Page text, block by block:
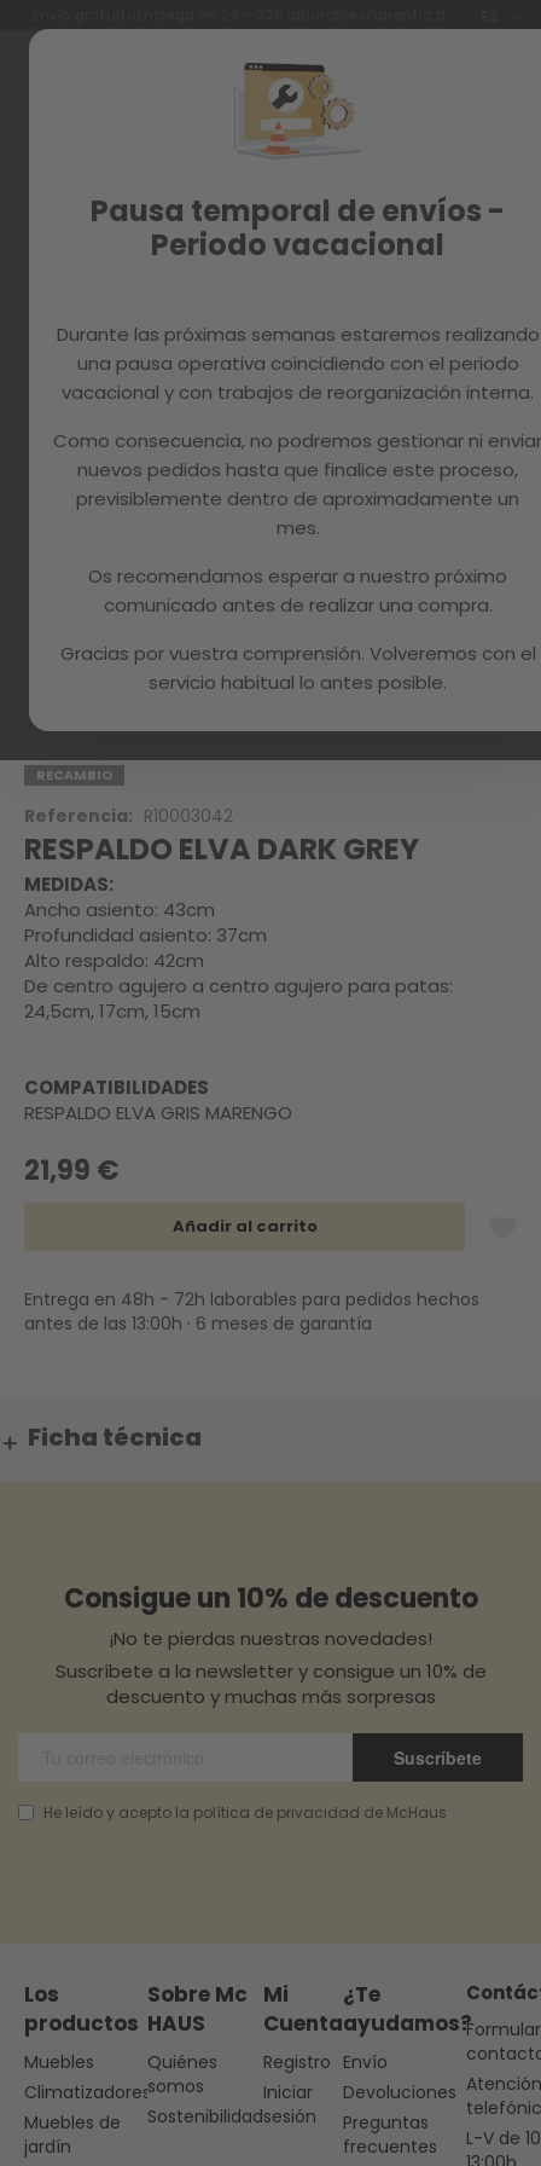
Pausa temporal de envíos -
Periodo vacacional
Durante las próximas semanas estaremos realizando
una pausa operativa coincidiendo con el periodo
vacacional y con trabajos de reorganización interna.
Como consecuencia, no podremos gestionar ni enviar
nuevos pedidos hasta que finalice este proceso,
previsiblemente dentro de aproximadamente un
mes.
Os recomendamos esperar a nuestro próximo
comunicado antes de realizar una compra.
Gracias por vuestra comprensión. Volveremos con el
servicio habitual lo antes posible.
beginning
gallery
Inicio
RECAMBIO
Referencia: R10003042
RESPALDO ELVA DARK GREY
MEDIDAS:
Ancho asiento: 43cm
Profundidad asiento: 37cm
Alto respaldo: 42cm
De centro agujero a centro agujero para patas:
24,5cm, 17cm, 15cm
COMPATIBILIDADES
RESPALDO ELVA GRIS MARENGO
21,99 €
Añadir al carrito
Entrega en 48h - 72h laborables para pedidos hechos
antes de las 13:00h · 6 meses de garantía
Ficha técnica
Consigue un 10% de descuento
¡No te pierdas nuestras novedades!
Suscríbete a la newsletter y consigue un 10% de
descuento y muchas más sorpresas
Suscríbete
He leído y acepto la política de privacidad de McHaus
Los
productos
Muebles
Climatizadores
Muebles de
jardín
Sobre Mc
HAUS
Quiénes
somos
Sostenibilidad
Mi
Cuenta
Registro
Iniciar
sesión
¿Te
ayudamos?
Envío
Devoluciones
Preguntas
frecuentes
Atención
L-V de